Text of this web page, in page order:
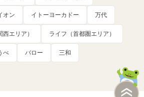
オン イトーヨーカドー 万代
エリア） ライフ（首都圏エリア）
べ バロー 三和